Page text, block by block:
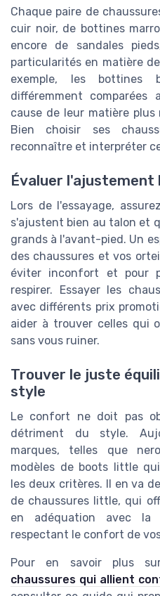
Chaque paire de
cuir noir, de bottines
encore de sandales
particularités en matière
exemple, les bottines
différemment
cause de leur matière
Bien choisir ses
reconnaître et interpréter
Évaluer l'ajustement
Lors de l'essayage,
s'ajustent bien au talon et
grands à l'avant-pied. Un
des chaussures et vos
éviter inconfort et pour
respirer. Essayer les
avec différents prix
aider à trouver celles qui
sans vous ruiner.
Trouver le juste
style
Le confort ne doit pas
détriment du style.
marques, telles que
modèles de boots little
les deux critères. Il en va
de chaussures little, qui
en adéquation avec
respectant le confort de
Pour en savoir plus
chaussures qui allient